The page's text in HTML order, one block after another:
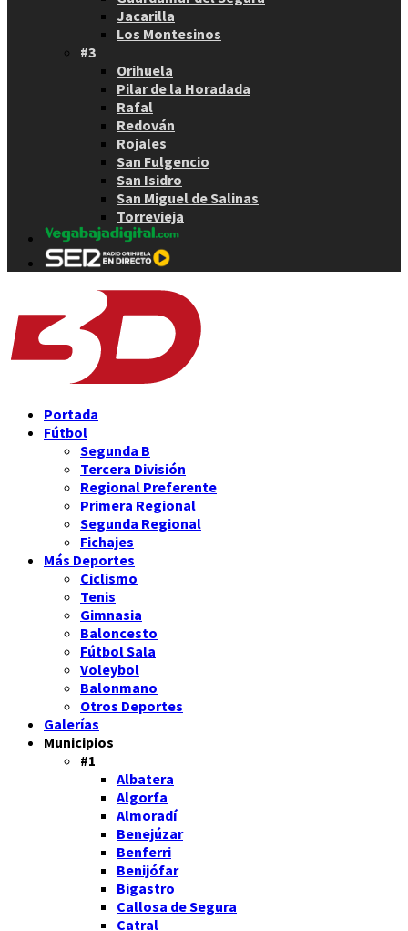
Jacarilla
Los Montesinos
#3
Orihuela
Pilar de la Horadada
Rafal
Redován
Rojales
San Fulgencio
San Isidro
San Miguel de Salinas
Torrevieja
Portada
Fútbol
Segunda B
Tercera División
Regional Preferente
Primera Regional
Segunda Regional
Fichajes
Más Deportes
Ciclismo
Tenis
Gimnasia
Baloncesto
Fútbol Sala
Voleybol
Balonmano
Otros Deportes
Galerías
Municipios
#1
Albatera
Algorfa
Almoradí
Benejúzar
Benferri
Benijófar
Bigastro
Callosa de Segura
Catral